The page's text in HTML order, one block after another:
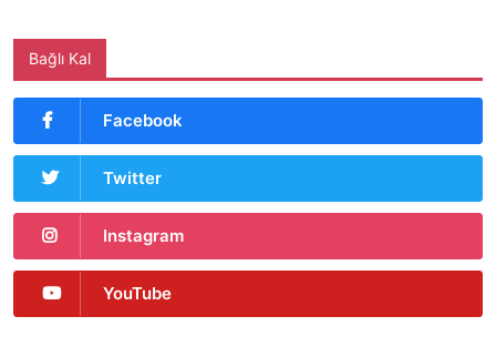
Bağlı Kal
Facebook
Twitter
Instagram
YouTube